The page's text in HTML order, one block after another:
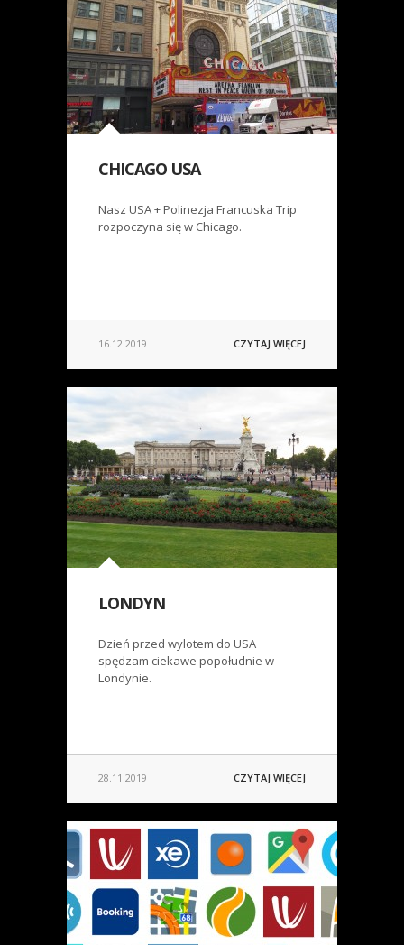
CHICAGO USA
Nasz USA + Polinezja Francuska Trip
rozpoczyna się w Chicago.
16.12.2019 CZYTAJ WIĘCEJ
LONDYN
Dzień przed wylotem do USA
spędzam ciekawe popołudnie w
Londynie.
28.11.2019 CZYTAJ WIĘCEJ